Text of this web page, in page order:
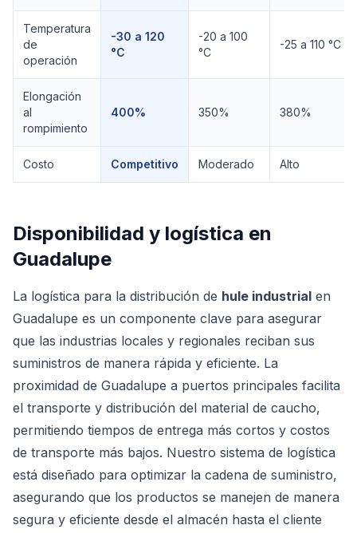
Temperatura
de
operación
-30 a 120
°C
-20 a 100
°C
-25 a 110 °C
Elongación
al
rompimiento
400% 350% 380%
Costo Competitivo Moderado Alto
Disponibilidad y logística en
Guadalupe
La logística para la distribución de hule industrial en
Guadalupe es un componente clave para asegurar
que las industrias locales y regionales reciban sus
suministros de manera rápida y eficiente. La
proximidad de Guadalupe a puertos principales facilita
el transporte y distribución del material de caucho,
permitiendo tiempos de entrega más cortos y costos
de transporte más bajos. Nuestro sistema de logística
está diseñado para optimizar la cadena de suministro,
asegurando que los productos se manejen de manera
segura y eficiente desde el almacén hasta el cliente